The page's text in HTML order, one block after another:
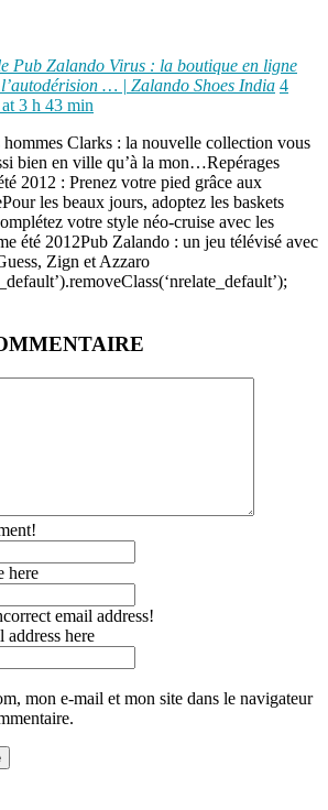
Pub Zalando Virus : la boutique en ligne
… | Zalando Shoes India 4
3 h 43 min
Clarks : la nouvelle collection vous
bien en ville qu’à la mon…Repérages
2012 : Prenez votre pied grâce aux
les beaux jours, adoptez les baskets
votre style néo-cruise avec les
été 2012Pub Zalando : un jeu télévisé avec
Zign et Azzaro
here
email address!
address here
mon e-mail et mon site dans le navigateur